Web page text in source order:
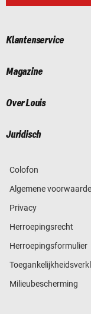
Klantenservice
Magazine
Over Louis
Juridisch
Colofon
Algemene
Privacy
Herroepingsrecht
Herroepingsformulier
Milieubescherming